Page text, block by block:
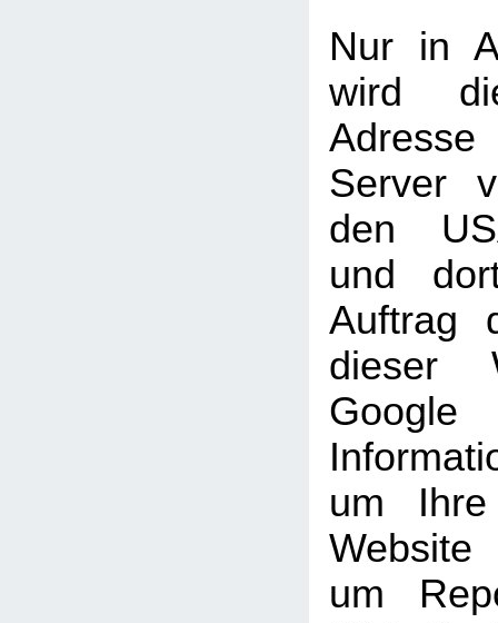
Nur in
wird
Server
den
und
Auftrag
dieser
um
um